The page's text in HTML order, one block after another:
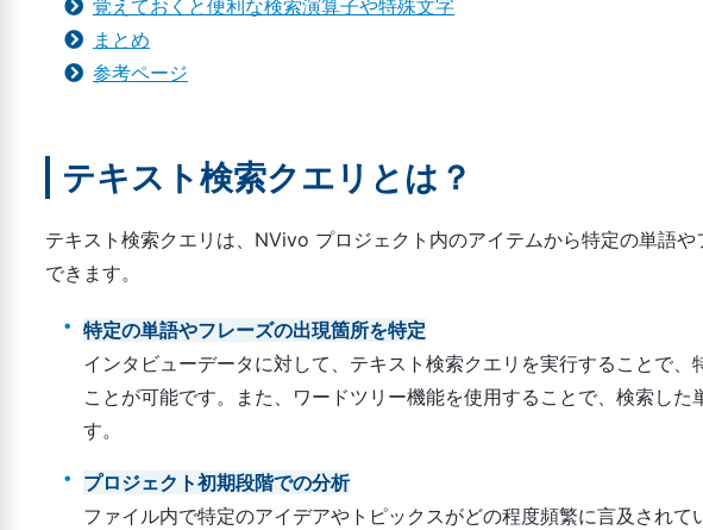
覚えておくと便利な検索演算子や特殊文字
まとめ
参考ページ
テキスト検索クエリとは？
テキスト検索クエリは、NVivo プロジェクト内のアイテムから特定の単語
できます。
特定の単語やフレーズの出現箇所を特定
インタビューデータに対して、テキスト検索クエリを実行することで
ことが可能です。また、ワードツリー機能を使用することで、検索し
す。
プロジェクト初期段階での分析
ファイル内で特定のアイデアやトピックスがどの程度頻繁に言及され